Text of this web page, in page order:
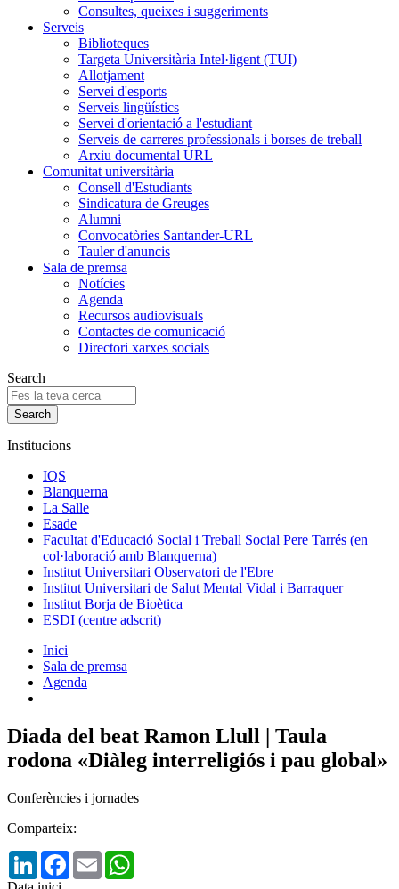
Consultes, queixes i suggeriments
Serveis
Biblioteques
Targeta Universitària Intel·ligent (TUI)
Allotjament
Servei d'esports
Serveis lingüístics
Servei d'orientació a l'estudiant
Serveis de carreres professionals i borses de treball
Arxiu documental URL
Comunitat universitària
Consell d'Estudiants
Sindicatura de Greuges
Alumni
Convocatòries Santander-URL
Tauler d'anuncis
Sala de premsa
Notícies
Agenda
Recursos audiovisuals
Contactes de comunicació
Directori xarxes socials
Search
Institucions
IQS
Blanquerna
La Salle
Esade
Facultat d'Educació Social i Treball Social Pere Tarrés (en
col·laboració amb Blanquerna)
Institut Universitari Observatori de l'Ebre
Institut Universitari de Salut Mental Vidal i Barraquer
Institut Borja de Bioètica
ESDI (centre adscrit)
Inici
Sala de premsa
Agenda
Diada del beat Ramon Llull | Taula
rodona «Diàleg interreligiós i pau global»
Conferències i jornades
Comparteix:
LinkedInFacebook
Email